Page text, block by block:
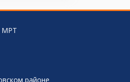
МРТ
районе